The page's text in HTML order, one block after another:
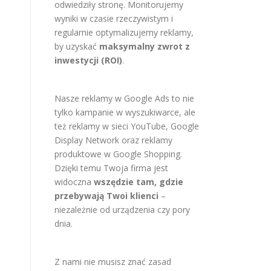
odwiedziły stronę. Monitorujemy
wyniki w czasie rzeczywistym i
regularnie optymalizujemy reklamy,
by uzyskać maksymalny zwrot z
inwestycji (ROI).
Nasze reklamy w Google Ads to nie
tylko kampanie w wyszukiwarce, ale
też reklamy w sieci YouTube, Google
Display Network oraz reklamy
produktowe w Google Shopping.
Dzięki temu Twoja firma jest
widoczna wszędzie tam, gdzie
przebywają Twoi klienci –
niezależnie od urządzenia czy pory
dnia.
Z nami nie musisz znać zasad